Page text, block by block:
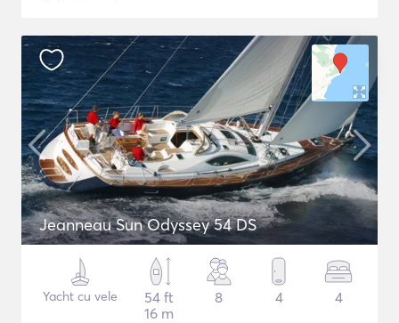
Jeanneau Sun Odyssey 54 DS
Yacht cu vele
54 ft
16 m
8 4 4